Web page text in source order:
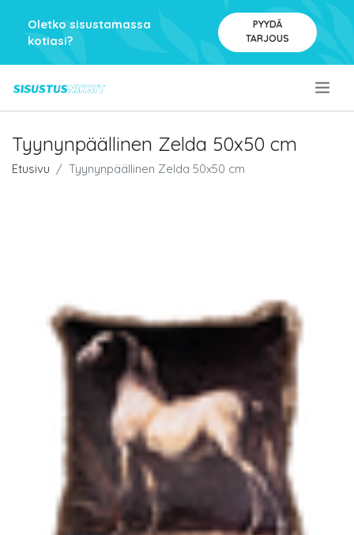
Oletko sisustamassa
kotiasi?
PYYDÄ
TARJOUS
Tyynynpäällinen Zelda 50x50 cm
Etusivu Tyynynpäällinen Zelda 50x50 cm